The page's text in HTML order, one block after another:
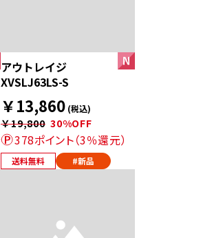
アウトレイジ
XVSLJ63LS-S
￥13,860 (税込)
￥19,800 30%OFF
378ポイント（3％還元）
送料無料 #新品